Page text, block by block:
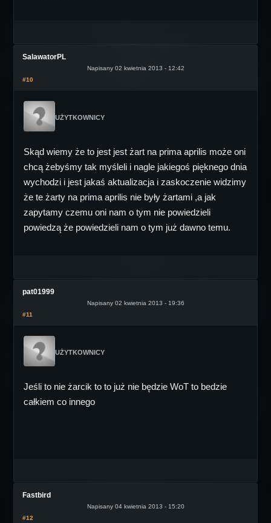
SalawatorPL
Napisany 02 kwietnia 2013 - 12:42
#10
UŻYTKOWNICY
Skąd wiemy że to jest jest żart na prima aprilis może oni
chcą żebyśmy tak myśleli i nagle jakiegoś pięknego dnia
wychodzi i jest jakaś aktualizacja i zaskoczenie widzimy
że te żarty na prima aprilis nie były żartami ,a jak
zapytamy czemu oni nam o tym nie powiedzieli
powiedzą że powiedzieli nam o tym już dawno temu.
pat01999
Napisany 02 kwietnia 2013 - 19:36
#11
UŻYTKOWNICY
Jeśli to nie żarcik to to już nie będzie WoT to bedzie
całkiem co innego
Fastbird
Napisany 04 kwietnia 2013 - 15:20
#12